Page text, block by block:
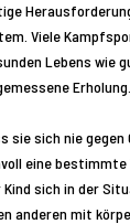
Viele
Lebens wie
Erholung.
sie sich nie
eine bestimmte
sich in der
anderen mit